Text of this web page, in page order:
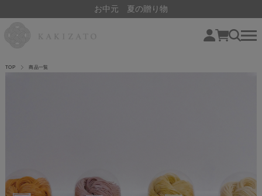
お中元 夏の贈り物
TOP 商品一覧